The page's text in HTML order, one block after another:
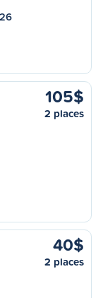
105$
2 places
40$
2 places